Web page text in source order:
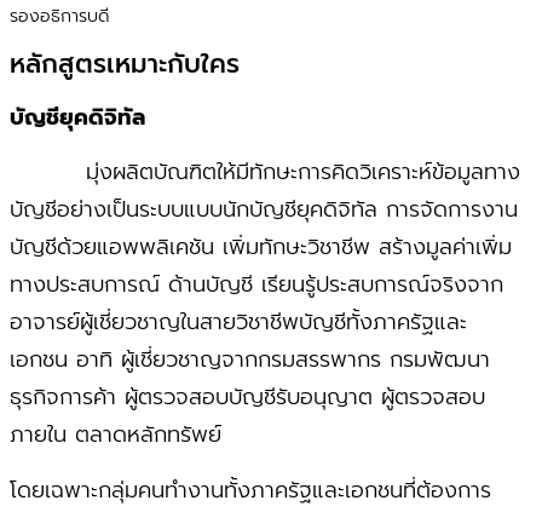
รองอธิการบดี
‏‏‎หลักสูตรเหมาะกับใคร
บัญชียุคดิจิทัล
บัญชีอย่างเป็นระบบแบบนักบัญชียุคดิจิทัล การจัดการงาน
บัญชีด้วยแอพพลิเคชัน เพิ่มทักษะวิชาชีพ สร้างมูลค่าเพิ่ม
ทางประสบการณ์ ด้านบัญชี เรียนรู้ประสบการณ์จริงจาก
อาจารย์ผู้เชี่ยวชาญในสายวิชาชีพบัญชีทั้งภาครัฐและ
เอกชน อาทิ ผู้เชี่ยวชาญจากกรมสรรพากร กรมพัฒนา
ธุรกิจการค้า ผู้ตรวจสอบบัญชีรับอนุญาต ผู้ตรวจสอบ
ภายใน ตลาดหลักทรัพย์
โดยเฉพาะกลุ่มคนทำงานทั้งภาครัฐและเอกชนที่ต้องการ